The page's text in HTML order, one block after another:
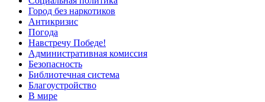
Город без наркотиков
Антикризис
Погода
Навстречу Победе!
Административная комиссия
Безопасность
Библиотечная система
Благоустройство
В мире